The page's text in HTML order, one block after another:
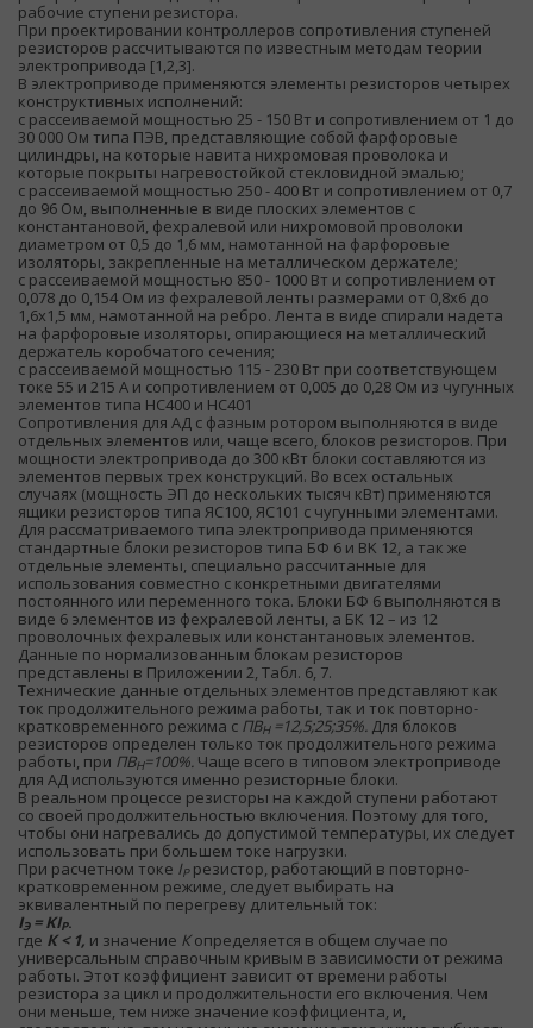
рабочие ступени резистора.
При проектировании контроллеров сопротивления ступеней
резисторов рассчитываются по известным методам теории
электропривода [1,2,3].
В электроприводе применяются элементы резисторов четырех
конструктивных исполнений:
с рассеиваемой мощностью 25 - 150 Вт и сопротивлением от 1 до
30 000 Ом типа ПЭВ, представляющие собой фарфоровые
цилиндры, на которые навита нихромовая проволока и
которые покрыты нагревостойкой стекловидной эмалью;
с рассеиваемой мощностью 250 - 400 Вт и сопротивлением от 0,7
до 96 Ом, выполненные в виде плоских элементов с
константановой, фехралевой или нихромовой проволоки
диаметром от 0,5 до 1,6 мм, намотанной на фарфоровые
изоляторы, закрепленные на металлическом держателе;
с рассеиваемой мощностью 850 - 1000 Вт и сопротивлением от
0,078 до 0,154 Ом из фехралевой ленты размерами от 0,8x6 до
1,6x1,5 мм, намотанной на ребро. Лента в виде спирали надета
на фарфоровые изоляторы, опирающиеся на металлический
держатель коробчатого сечения;
с рассеиваемой мощностью 115 - 230 Вт при соответствующем
токе 55 и 215 А и сопротивлением от 0,005 до 0,28 Ом из чугунных
элементов типа НС400 и НС401
Сопротивления для АД с фазным ротором выполняются в виде
отдельных элементов или, чаще всего, блоков резисторов. При
мощности электропривода до 300 кВт блоки составляются из
элементов первых трех конструкций. Во всех остальных
случаях (мощность ЭП до нескольких тысяч кВт) применяются
ящики резисторов типа ЯС100, ЯС101 с чугунными элементами.
Для рассматриваемого типа электропривода применяются
стандартные блоки резисторов типа БФ 6 и BK 12, а так же
отдельные элементы, специально рассчитанные для
использования совместно с конкретными двигателями
постоянного или переменного тока. Блоки БФ 6 выполняются в
виде 6 элементов из фехралевой ленты, а БК 12 – из 12
проволочных фехралевых или константановых элементов.
Данные по нормализованным блокам резисторов
представлены в Приложении 2, Табл. 6, 7.
Технические данные отдельных элементов представляют как
ток продолжительного режима работы, так и ток повторно-
кратковременного режима с ПВН=12,5;25;35%. Для блоков
резисторов определен только ток продолжительного режима
работы, при ПВН=100%. Чаще всего в типовом электроприводе
для АД используются именно резисторные блоки.
В реальном процессе резисторы на каждой ступени работают
со своей продолжительностью включения. Поэтому для того,
чтобы они нагревались до допустимой температуры, их следует
использовать при большем токе нагрузки.
При расчетном токе IРрезистор, работающий в повторно-
кратковременном режиме, следует выбирать на
эквивалентный по перегреву длительный ток:
IЭ= KIР.
где К < 1, и значение Копределяется в общем случае по
универсальным справочным кривым в зависимости от режима
работы. Этот коэффициент зависит от времени работы
резистора за цикл и продолжительности его включения. Чем
они меньше, тем ниже значение коэффициента, и,